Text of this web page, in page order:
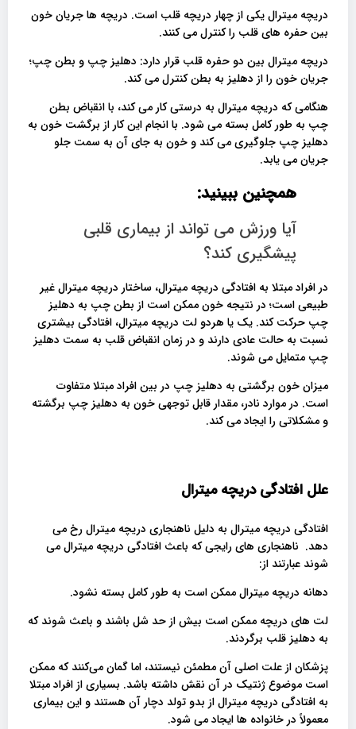
دریچه میترال یکی از چهار دریچه قلب است. دریچه ها جریان خون
بین حفره های قلب را کنترل می کنند.
دریچه میترال بین دو حفره قلب قرار دارد: دهلیز چپ و بطن چپ؛
جریان خون را از دهلیز به بطن کنترل می کند.
هنگامی که دریچه میترال به درستی کار می کند، با انقباض بطن
چپ به طور کامل بسته می شود. با انجام این کار از برگشت خون به
دهلیز چپ جلوگیری می کند و خون به جای آن به سمت جلو
جریان می یابد.
همچنین ببینید:
آیا ورزش می تواند از بیماری قلبی
پیشگیری کند؟
در افراد مبتلا به افتادگی دریچه میترال، ساختار دریچه میترال غیر
طبیعی است؛ در نتیجه خون ممکن است از بطن چپ به دهلیز
چپ حرکت کند. یک یا هردو لت دریچه میترال، افتادگی بیشتری
نسبت به حالت عادی دارند و در زمان انقباض قلب به سمت دهلیز
چپ متمایل می شوند.
میزان خون برگشتی به دهلیز چپ در بین افراد مبتلا متفاوت
است. در موارد نادر، مقدار قابل توجهی خون به دهلیز چپ برگشته
و مشکلاتی را ایجاد می کند.
علل افتادگی دریچه میترال
افتادگی دریچه میترال به دلیل ناهنجاری دریچه میترال رخ می
دهد. ناهنجاری های رایجی که باعث افتادگی دریچه میترال می
شوند عبارتند از:
دهانه دریچه میترال ممکن است به طور کامل بسته نشود.
لت های دریچه ممکن است بیش از حد شل باشند و باعث شوند که
به دهلیز قلب برگردند.
پزشکان از علت اصلی آن مطمئن نیستند، اما گمان می‌کنند که ممکن
است موضوع ژنتیک در آن نقش داشته باشد. بسیاری از افراد مبتلا
به افتادگی دریچه میترال از بدو تولد دچار آن هستند و این بیماری
معمولاً در خانواده ها ایجاد می شود.